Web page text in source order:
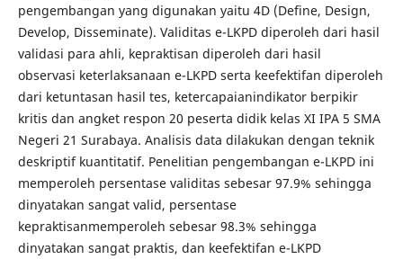
pengembangan yang digunakan yaitu 4D (Define, Design,
Develop, Disseminate). Validitas e-LKPD diperoleh dari hasil
validasi para ahli, kepraktisan diperoleh dari hasil
observasi keterlaksanaan e-LKPD serta keefektifan diperoleh
dari ketuntasan hasil tes, ketercapaianindikator berpikir
kritis dan angket respon 20 peserta didik kelas XI IPA 5 SMA
Negeri 21 Surabaya. Analisis data dilakukan dengan teknik
deskriptif kuantitatif. Penelitian pengembangan e-LKPD ini
memperoleh persentase validitas sebesar 97.9% sehingga
dinyatakan sangat valid, persentase
kepraktisanmemperoleh sebesar 98.3% sehingga
dinyatakan sangat praktis, dan keefektifan e-LKPD